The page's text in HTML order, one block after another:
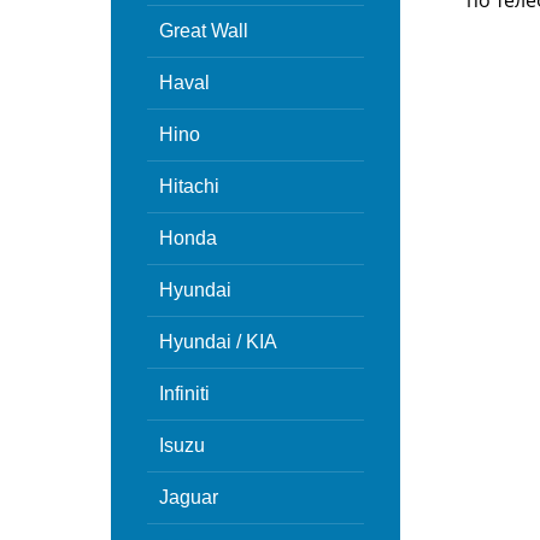
Great Wall
Haval
Hino
Hitachi
Honda
Hyundai
Hyundai / KIA
Infiniti
Isuzu
Jaguar